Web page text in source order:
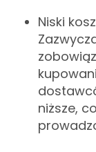
Niski
niższe,